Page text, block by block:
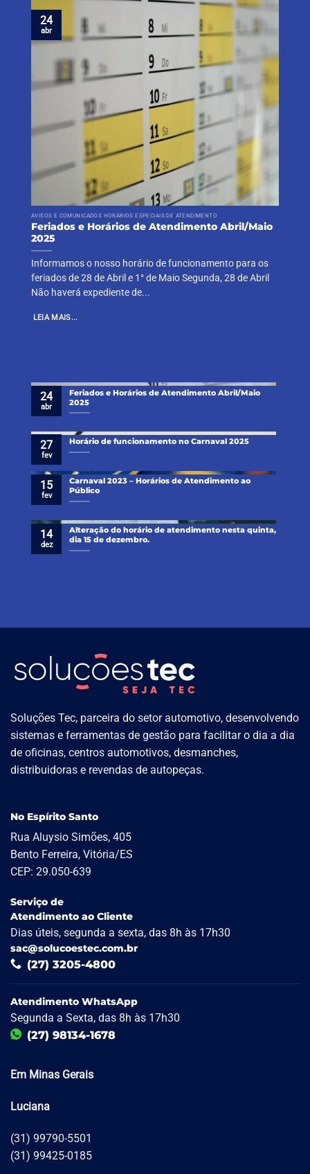
AVISOS E COMUNICADOS HORÁRIOS ESPECIAIS DE ATENDIMENTO
Feriados e Horários de Atendimento Abril/Maio
2025
Informamos o nosso horário de funcionamento para os
feriados de 28 de Abril e 1° de Maio Segunda, 28 de Abril
Não haverá expediente de...
LEIA MAIS...
24
abr
Feriados e Horários de Atendimento Abril/Maio
2025
24
abr
Horário de funcionamento no Carnaval 2025
27
fev
Carnaval 2023 – Horários de Atendimento ao
Público
15
fev
Alteração do horário de atendimento nesta quinta,
dia 15 de dezembro.
14
dez
Soluções Tec, parceira do setor automotivo, desenvolvendo
sistemas e ferramentas de gestão para facilitar o dia a dia
de oficinas, centros automotivos, desmanches,
distribuidoras e revendas de autopeças.
No Espírito Santo
Rua Aluysio Simões, 405
Bento Ferreira, Vitória/ES
CEP: 29.050-639
Serviço de
Atendimento ao Cliente
Dias úteis, segunda a sexta, das 8h às 17h30
sac@solucoestec.com.br
(27) 3205-4800
Atendimento WhatsApp
Segunda a Sexta, das 8h às 17h30
(27) 98134-1678
Em Minas Gerais
Luciana
(31) 99790-5501
(31) 99425-0185